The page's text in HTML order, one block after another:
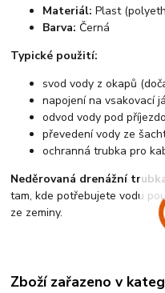
Materiál: Plast
Barva: Černá
Typické použití:
svod vody z okapů
napojení na vsakovací
odvod vody pod
převedení vody ze
ochranná trubka pro
Neděrovaná drenážní
tam, kde potřebujete vodu
ze zeminy.
Zboží zařazeno v